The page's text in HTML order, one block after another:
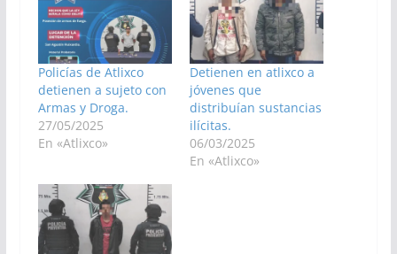
Policías de Atlixco
detienen a sujeto con
Armas y Droga.
27/05/2025
En «Atlixco»
Detienen en atlixco a
jóvenes que
distribuían sustancias
ilícitas.
06/03/2025
En «Atlixco»